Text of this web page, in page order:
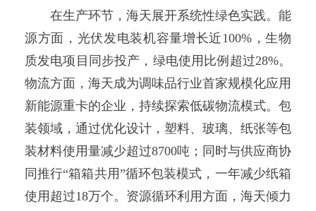
在生产环节，海天展开系统性绿色实践。能
源方面，光伏发电装机容量增长近100%，生物
质发电项目同步投产，绿电使用比例超过28%。
物流方面，海天成为调味品行业首家规模化应用
新能源重卡的企业，持续探索低碳物流模式。包
装领域，通过优化设计，塑料、玻璃、纸张等包
装材料使用量减少超过8700吨；同时与供应商协
同推行“箱箱共用”循环包装模式，一年减少纸箱
使用超过18万个。资源循环利用方面，海天倾力